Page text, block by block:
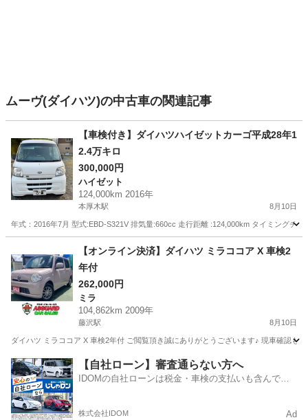
ムーヴ(ダイハツ)の中古車の関連記事
【車検付き】ダイハツハイゼットカーゴ平成28年1
2.4万キロ
300,000円
ハイゼット
124,000km 2016年
本厚木駅 8月10日
年式：2016年7月 型式:EBD-S321V 排気量:660cc 走行距離 :124,000km タイミングチ
本厚木駅 ハイゼット カーゴ
【オンライン決済】ダイハツ ミラココア X 車検2
年付
262,000円
ミラ
104,862km 2009年
藤沢駅 8月10日
ダイハツ ミラココア X 車検2年付 ご閲覧頂き誠にありがとうございます♪ 現車
神奈川 藤沢市 藤沢駅 ミラ 車両
【自社ローン】審査通らない方へ
IDOMの自社ローンは税金・車検の支払いも含んでい
株式会社IDOM Ad